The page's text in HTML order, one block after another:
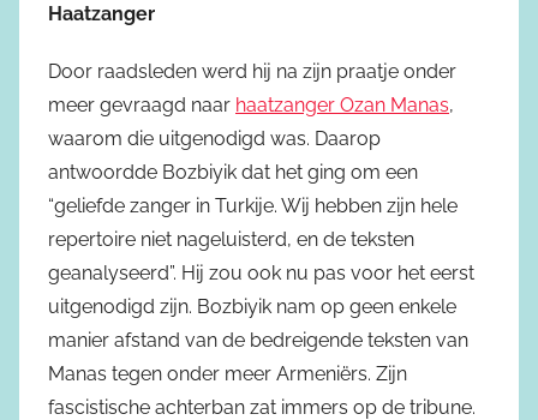
Haatzanger
Door raadsleden werd hij na zijn praatje onder
meer gevraagd naar haatzanger Ozan Manas,
waarom die uitgenodigd was. Daarop
antwoordde Bozbiyik dat het ging om een
“geliefde zanger in Turkije. Wij hebben zijn hele
repertoire niet nageluisterd, en de teksten
geanalyseerd”. Hij zou ook nu pas voor het eerst
uitgenodigd zijn. Bozbiyik nam op geen enkele
manier afstand van de bedreigende teksten van
Manas tegen onder meer Armeniërs. Zijn
fascistische achterban zat immers op de tribune.